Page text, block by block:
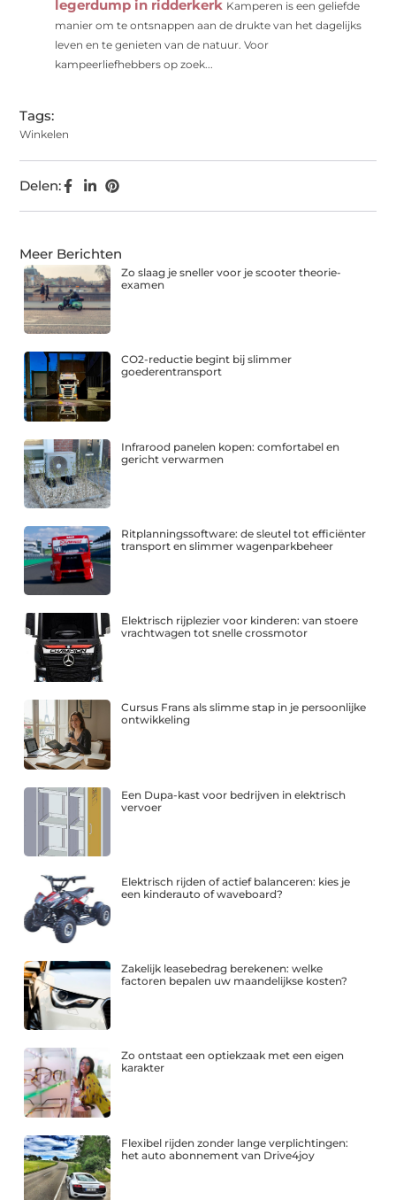
legerdump in ridderkerk Kamperen is een geliefde
manier om te ontsnappen aan de drukte van het dagelijks
leven en te genieten van de natuur. Voor
kampeerliefhebbers op zoek...
Tags:
Winkelen
Delen:
Meer Berichten
Zo slaag je sneller voor je scooter theorie-
examen
CO2-reductie begint bij slimmer
goederentransport
Infrarood panelen kopen: comfortabel en
gericht verwarmen
Ritplanningssoftware: de sleutel tot efficiënter
transport en slimmer wagenparkbeheer
Elektrisch rijplezier voor kinderen: van stoere
vrachtwagen tot snelle crossmotor
Cursus Frans als slimme stap in je persoonlijke
ontwikkeling
Een Dupa-kast voor bedrijven in elektrisch
vervoer
Elektrisch rijden of actief balanceren: kies je
een kinderauto of waveboard?
Zakelijk leasebedrag berekenen: welke
factoren bepalen uw maandelijkse kosten?
Zo ontstaat een optiekzaak met een eigen
karakter
Flexibel rijden zonder lange verplichtingen:
het auto abonnement van Drive4joy